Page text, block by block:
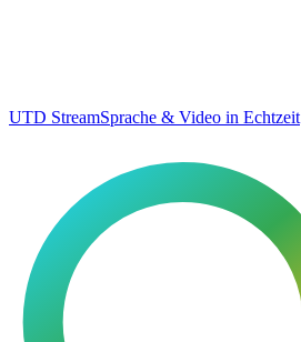
UTD StreamSprache & Video in Echtzeit